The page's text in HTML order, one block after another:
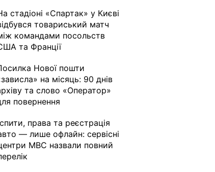
стадіоні «Спартак» у Києві
товариський матч
командами посольств
та Франції
Нової пошти
на місяць: 90 днів
та слово «Оператор»
повернення
права та реєстрація
— лише офлайн: сервісні
МВС назвали повний